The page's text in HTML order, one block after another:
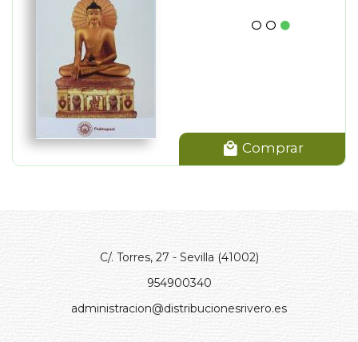
Comprar
C/. Torres, 27 - Sevilla (41002)
954900340
administracion@distribucionesrivero.es